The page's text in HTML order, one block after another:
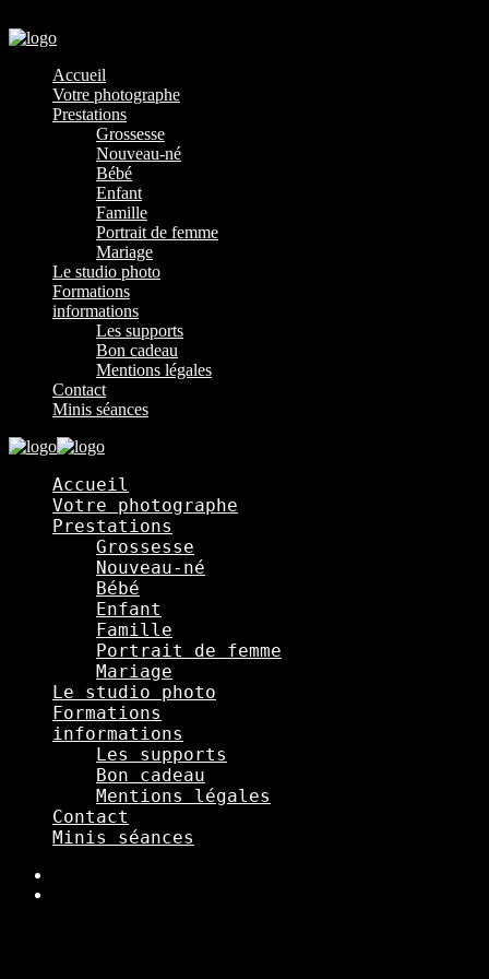
Accueil
Votre photographe
Prestations
Grossesse
Nouveau-né
Bébé
Enfant
Famille
Portrait de femme
Mariage
Le studio photo
Formations
informations
Les supports
Bon cadeau
Mentions légales
Contact
Minis séances
Accueil
Votre photographe
Prestations
Grossesse
Nouveau-né
Bébé
Enfant
Famille
Portrait de femme
Mariage
Le studio photo
Formations
informations
Les supports
Bon cadeau
Mentions légales
Contact
Minis séances